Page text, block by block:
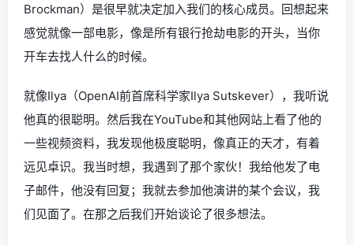
Brockman）是很早就决定加入我们的核心成员。回想起来
感觉就像一部电影，像是所有银行抢劫电影的开头，当你
开车去找人什么的时候。
就像Ilya（OpenAI前首席科学家Ilya Sutskever），我听说
他真的很聪明。然后我在YouTube和其他网站上看了他的
一些视频资料，我发现他极度聪明，像真正的天才，有着
远见卓识。我当时想，我遇到了那个家伙！我给他发了电
子邮件，他没有回复；我就去参加他演讲的某个会议，我
们见面了。在那之后我们开始谈论了很多想法。